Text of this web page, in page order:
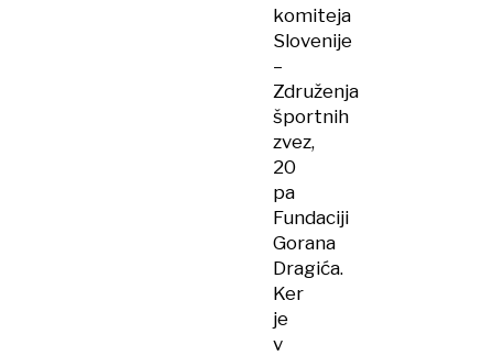
komiteja
Slovenije
–
Združenja
športnih
zvez,
20
pa
Fundaciji
Gorana
Dragića.
Ker
je
v